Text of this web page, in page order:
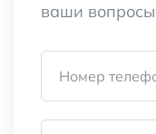
ваши вопросы
Номер